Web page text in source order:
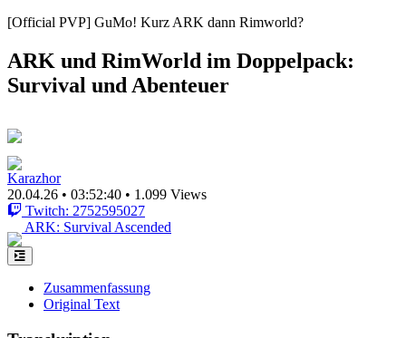
[Official PVP] GuMo! Kurz ARK dann Rimworld?
ARK und RimWorld im Doppelpack:
Survival und Abenteuer
Karazhor
20.04.26 • 03:52:40 • 1.099 Views
Twitch: 2752595027
ARK: Survival Ascended
Zusammenfassung
Original Text